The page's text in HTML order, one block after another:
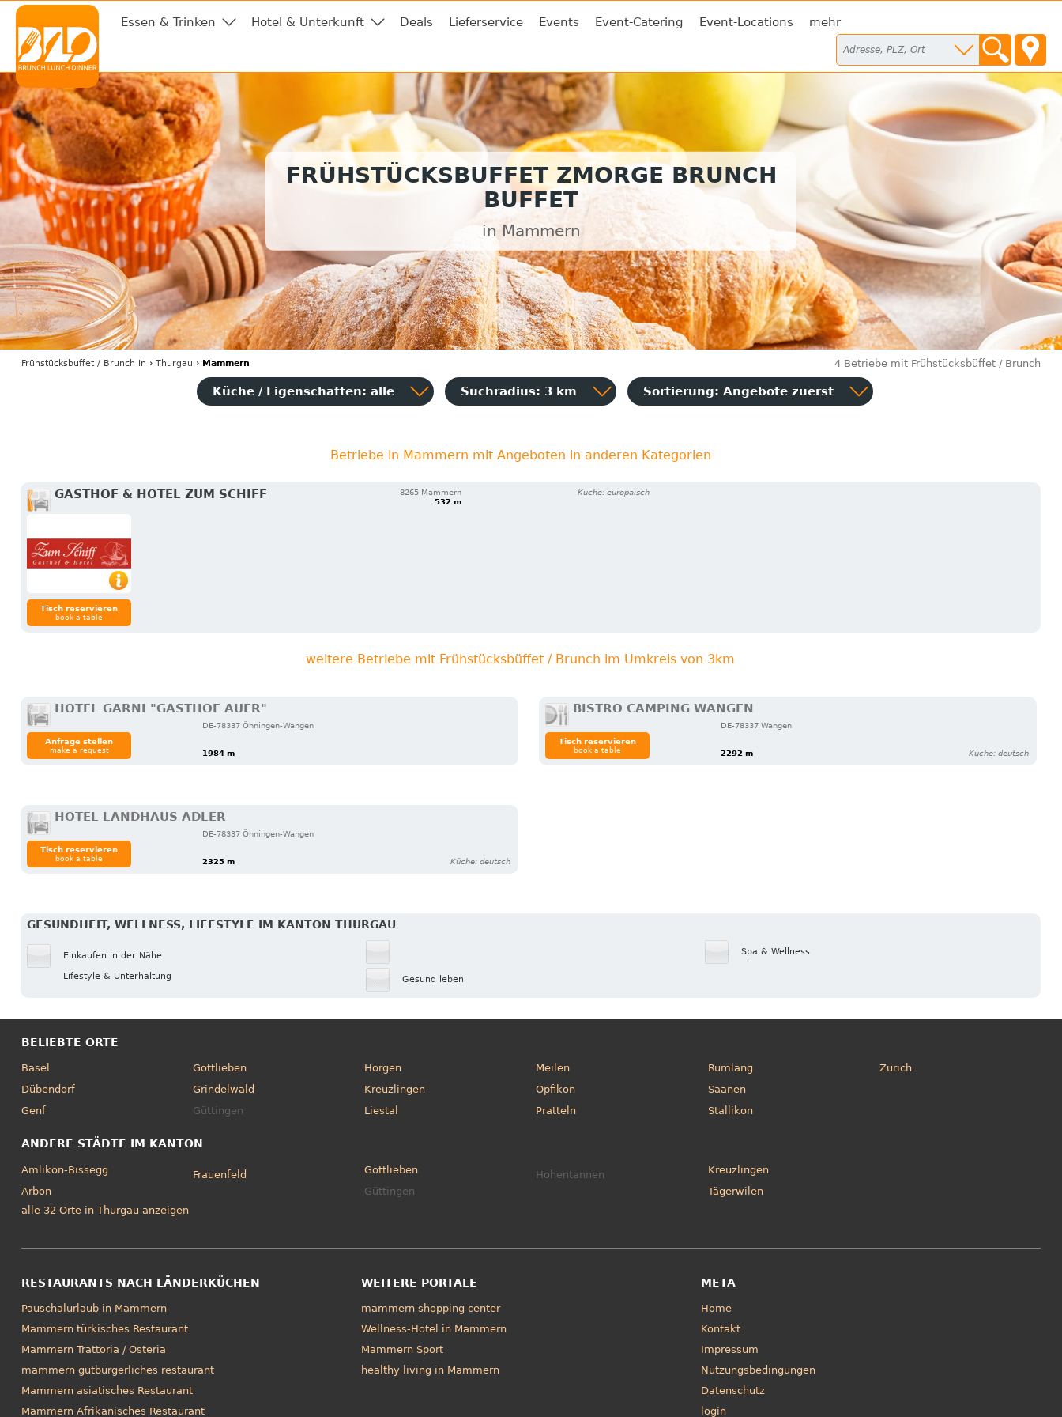
Essen & Trinken Hotel & Unterkunft Deals Lieferservice Events Event-Catering Event-Locations mehr
FRÜHSTÜCKSBUFFET ZMORGE BRUNCH
BUFFET
in Mammern
Frühstücksbuffet / Brunch in › Thurgau › Mammern 4 Betriebe mit Frühstücksbüffet / Brunch
Küche / Eigenschaften: alle Suchradius: 3 km Sortierung: Angebote zuerst
Betriebe in Mammern mit Angeboten in anderen Kategorien
GASTHOF & HOTEL ZUM SCHIFF
8265 Mammern
532 m
Küche: europäisch
Tisch reservieren
book a table
weitere Betriebe mit Frühstücksbüffet / Brunch im Umkreis von 3km
HOTEL GARNI "GASTHOF AUER"
DE-78337 Öhningen-Wangen
1984 m
Anfrage stellen
make a request
BISTRO CAMPING WANGEN
DE-78337 Wangen
2292 m Küche: deutsch
Tisch reservieren
book a table
HOTEL LANDHAUS ADLER
DE-78337 Öhningen-Wangen
2325 m Küche: deutsch
Tisch reservieren
book a table
GESUNDHEIT, WELLNESS, LIFESTYLE IM KANTON THURGAU
Einkaufen in der Nähe
Lifestyle & Unterhaltung
Gesund leben
Spa & Wellness
BELIEBTE ORTE
Basel
Dübendorf
Genf
Gottlieben
Grindelwald
Güttingen
Horgen
Kreuzlingen
Liestal
Meilen
Opfikon
Pratteln
Rümlang
Saanen
Stallikon
Zürich
ANDERE STÄDTE IM KANTON
Amlikon-Bissegg
Arbon
Frauenfeld
Gottlieben
Güttingen
Hohentannen
Kreuzlingen
Tägerwilen
alle 32 Orte in Thurgau anzeigen
RESTAURANTS NACH LÄNDERKÜCHEN
Pauschalurlaub in Mammern
Mammern türkisches Restaurant
Mammern Trattoria / Osteria
mammern gutbürgerliches restaurant
Mammern asiatisches Restaurant
Mammern Afrikanisches Restaurant
WEITERE PORTALE
mammern shopping center
Wellness-Hotel in Mammern
Mammern Sport
healthy living in Mammern
META
Home
Kontakt
Impressum
Nutzungsbedingungen
Datenschutz
login